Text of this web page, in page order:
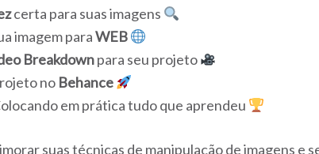
certa para suas imagens
imagem paraWEB
Breakdownpara seu projeto
no Behance
em prática tudo que aprendeu
suas técnicas de manipulação de imagens e